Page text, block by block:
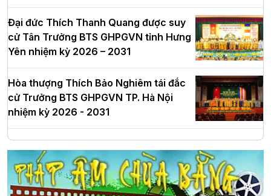
Đại đức Thích Thanh Quang được suy
cử Tân Trưởng BTS GHPGVN tỉnh Hưng
Yên nhiệm kỳ 2026 – 2031
Hòa thượng Thích Bảo Nghiêm tái đắc
cử Trưởng BTS GHPGVN TP. Hà Nội
nhiệm kỳ 2026 - 2031
Hà Nội: Long trọng lễ khởi công xây
dựng Trung tâm văn hóa Phật giáo Thủ
đô